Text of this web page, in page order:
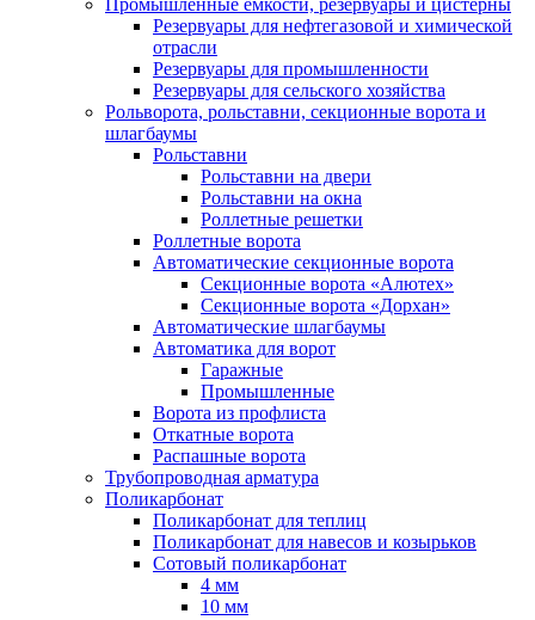
Промышленные ёмкости, резервуары и цистерны
Резервуары для нефтегазовой и химической
отрасли
Резервуары для промышленности
Резервуары для сельского хозяйства
Рольворота, рольставни, секционные ворота и
шлагбаумы
Рольставни
Рольставни на двери
Рольставни на окна
Роллетные решетки
Роллетные ворота
Автоматические секционные ворота
Секционные ворота «Алютех»
Секционные ворота «Дорхан»
Автоматические шлагбаумы
Автоматика для ворот
Гаражные
Промышленные
Ворота из профлиста
Откатные ворота
Распашные ворота
Трубопроводная арматура
Поликарбонат
Поликарбонат для теплиц
Поликарбонат для навесов и козырьков
Сотовый поликарбонат
4 мм
10 мм